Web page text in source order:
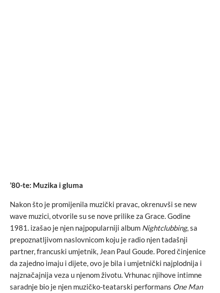
’80-te: Muzika i gluma
Nakon što je promijenila muzički pravac, okrenuvši se new
wave muzici, otvorile su se nove prilike za Grace. Godine
1981. izašao je njen najpopularniji album Nightclubbing, sa
prepoznatljivom naslovnicom koju je radio njen tadašnji
partner, francuski umjetnik, Jean Paul Goude. Pored činjenice
da zajedno imaju i dijete, ovo je bila i umjetnički najplodnija i
najznačajnija veza u njenom životu. Vrhunac njihove intimne
saradnje bio je njen muzičko-teatarski performans One Man